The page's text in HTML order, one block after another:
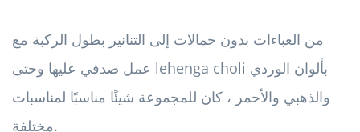
من العباءات بدون حمالات إلى التنانير بطول الركبة مع
عمل صدفي عليها وحتى lehenga choli بألوان الوردي
والذهبي والأحمر ، كان للمجموعة شيئًا مناسبًا لمناسبات
مختلفة.